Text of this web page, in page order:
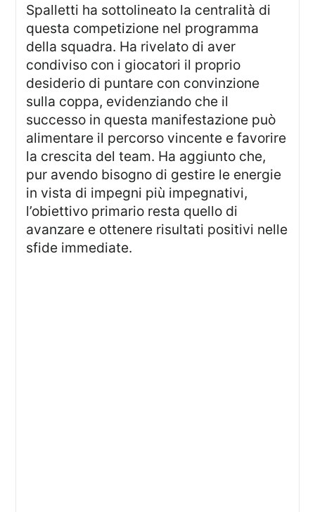
Spalletti ha sottolineato la centralità di
questa competizione nel programma
della squadra. Ha rivelato di aver
condiviso con i giocatori il proprio
desiderio di puntare con convinzione
sulla coppa, evidenziando che il
successo in questa manifestazione può
alimentare il percorso vincente e favorire
la crescita del team. Ha aggiunto che,
pur avendo bisogno di gestire le energie
in vista di impegni più impegnativi,
l’obiettivo primario resta quello di
avanzare e ottenere risultati positivi nelle
sfide immediate.